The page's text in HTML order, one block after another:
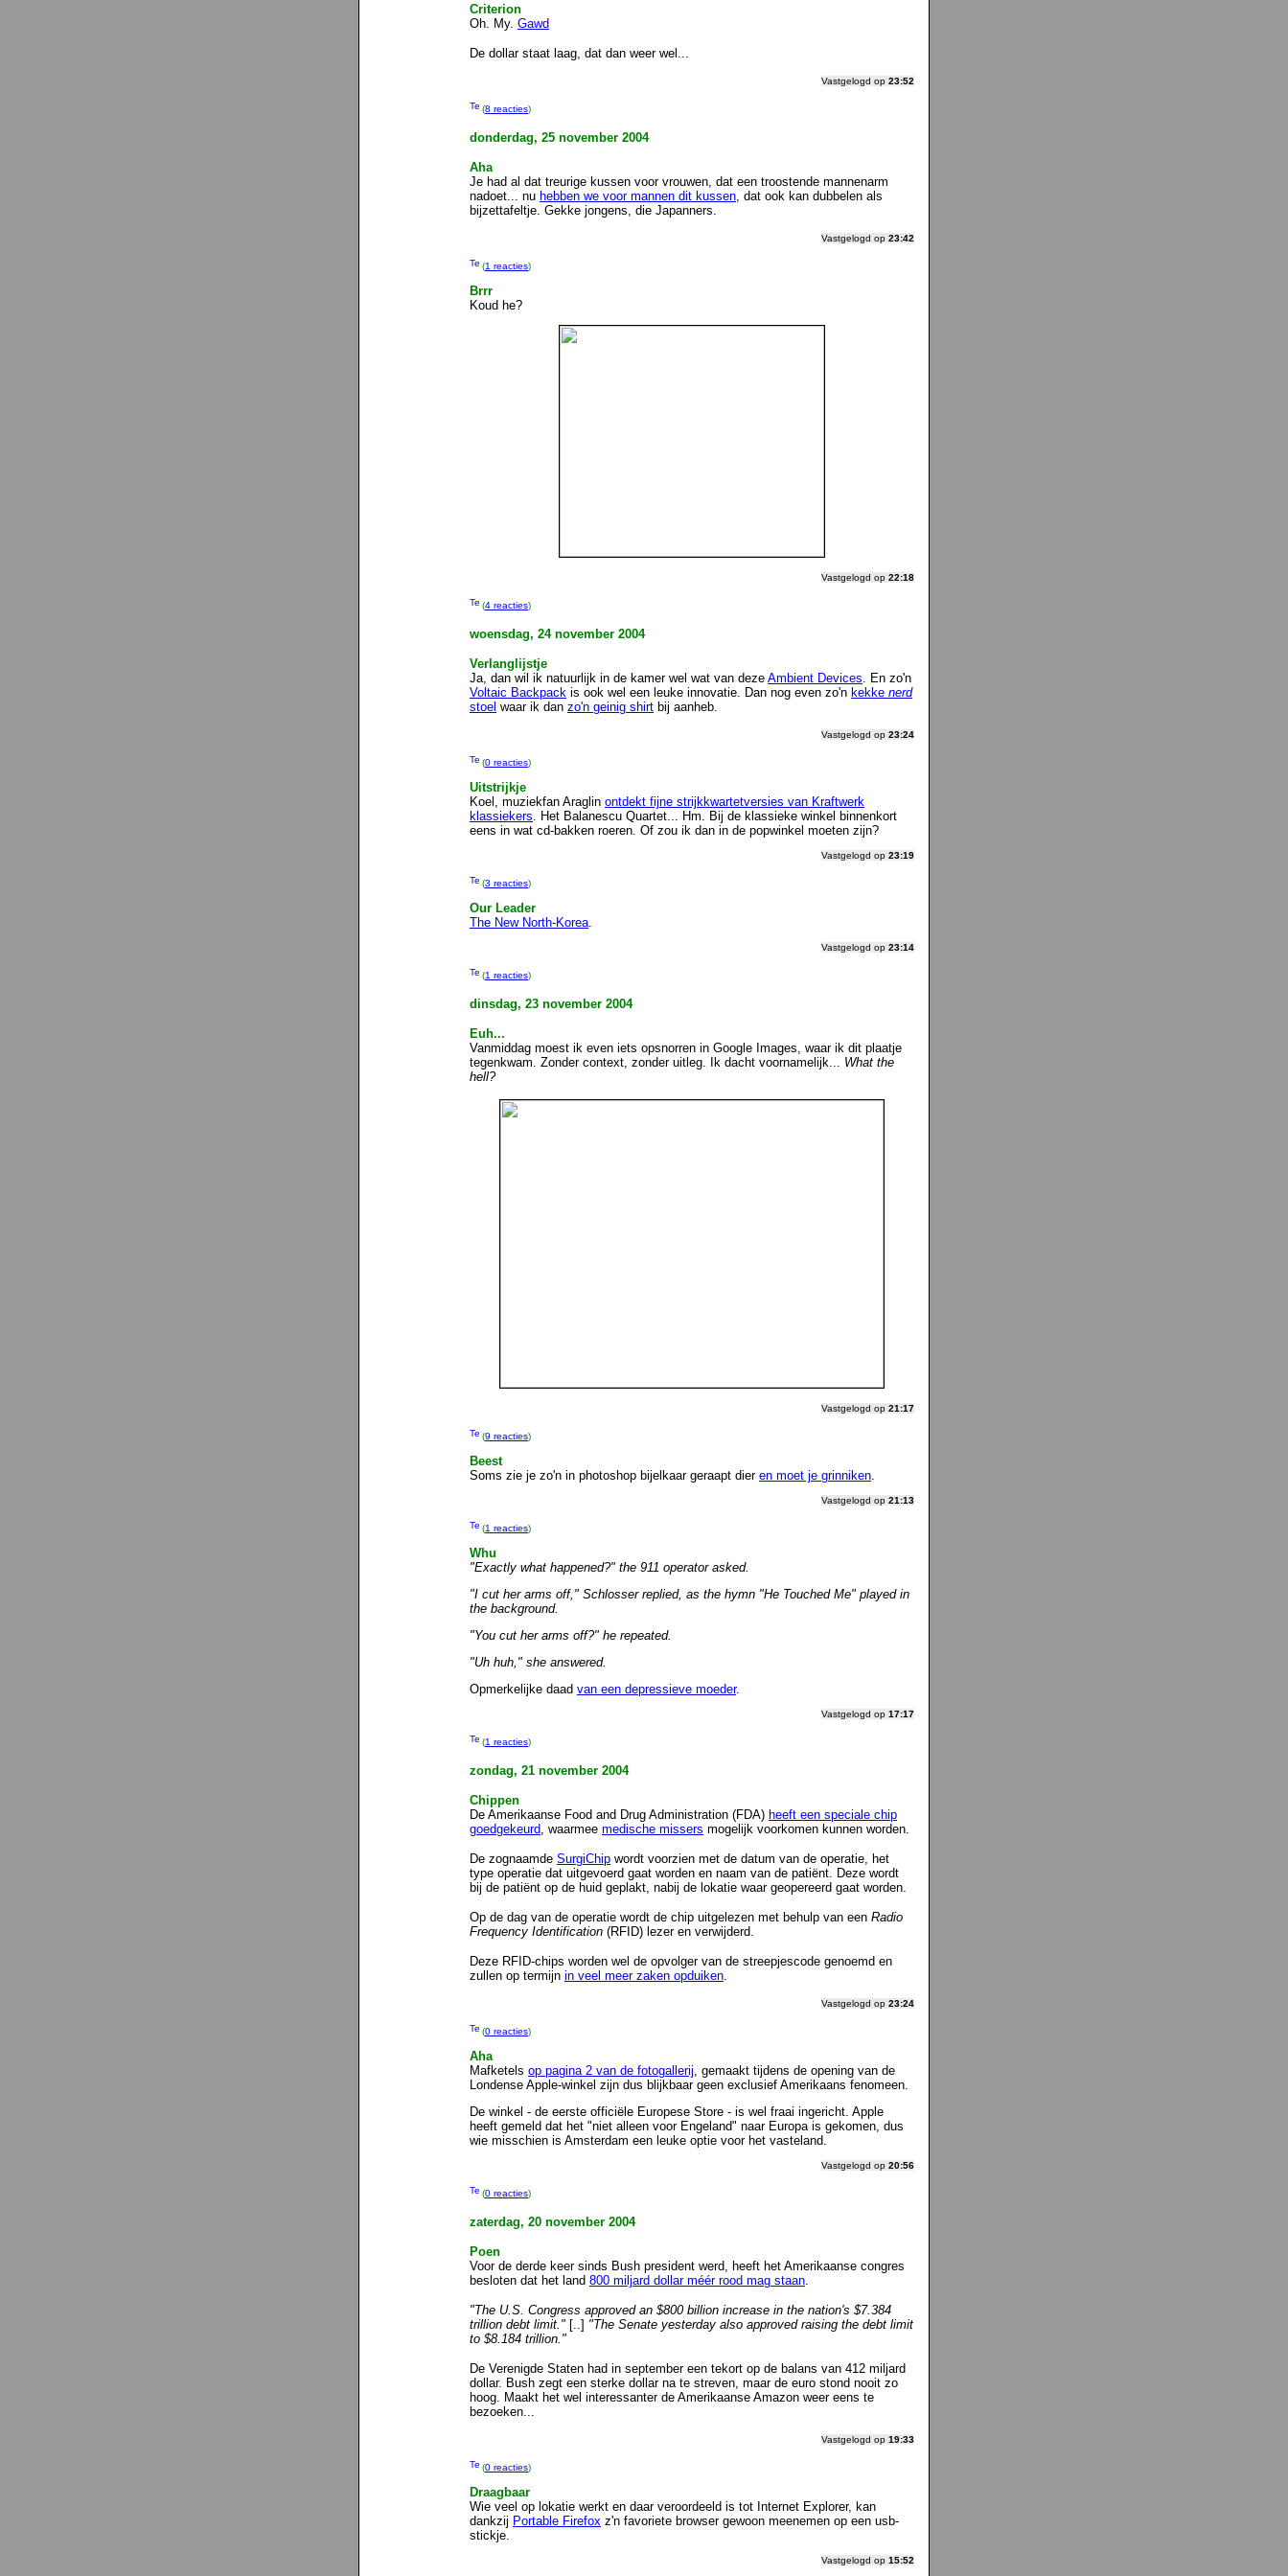
Criterion
Oh. My. Gawd
De dollar staat laag, dat dan weer wel...
Vastgelogd op 23:52
(8 reacties)
donderdag, 25 november 2004
Aha
Je had al dat treurige kussen voor vrouwen, dat een troostende mannenarm
nadoet... nu hebben we voor mannen dit kussen, dat ook kan dubbelen als
bijzettafeltje. Gekke jongens, die Japanners.
Vastgelogd op 23:42
(1 reacties)
Brrr
Koud he?
Vastgelogd op 22:18
(4 reacties)
woensdag, 24 november 2004
Verlanglijstje
Ja, dan wil ik natuurlijk in de kamer wel wat van deze Ambient Devices. En zo'n
Voltaic Backpack is ook wel een leuke innovatie. Dan nog even zo'n kekke nerd
stoel waar ik dan zo'n geinig shirt bij aanheb.
Vastgelogd op 23:24
(0 reacties)
Uitstrijkje
Koel, muziekfan Araglin ontdekt fijne strijkkwartetversies van Kraftwerk
klassiekers. Het Balanescu Quartet... Hm. Bij de klassieke winkel binnenkort
eens in wat cd-bakken roeren. Of zou ik dan in de popwinkel moeten zijn?
Vastgelogd op 23:19
(3 reacties)
Our Leader
The New North-Korea.
Vastgelogd op 23:14
(1 reacties)
dinsdag, 23 november 2004
Euh...
Vanmiddag moest ik even iets opsnorren in Google Images, waar ik dit plaatje
tegenkwam. Zonder context, zonder uitleg. Ik dacht voornamelijk... What the
hell?
Vastgelogd op 21:17
(9 reacties)
Beest
Soms zie je zo'n in photoshop bijelkaar geraapt dier en moet je grinniken.
Vastgelogd op 21:13
(1 reacties)
Whu
"Exactly what happened?" the 911 operator asked.
"I cut her arms off," Schlosser replied, as the hymn "He Touched Me" played in
the background.
"You cut her arms off?" he repeated.
"Uh huh," she answered.
Opmerkelijke daad van een depressieve moeder.
Vastgelogd op 17:17
(1 reacties)
zondag, 21 november 2004
Chippen
De Amerikaanse Food and Drug Administration (FDA) heeft een speciale chip
goedgekeurd, waarmee medische missers mogelijk voorkomen kunnen worden.
De zognaamde SurgiChip wordt voorzien met de datum van de operatie, het
type operatie dat uitgevoerd gaat worden en naam van de patiënt. Deze wordt
bij de patiënt op de huid geplakt, nabij de lokatie waar geopereerd gaat worden.
Op de dag van de operatie wordt de chip uitgelezen met behulp van een Radio
Frequency Identification (RFID) lezer en verwijderd.
Deze RFID-chips worden wel de opvolger van de streepjescode genoemd en
zullen op termijn in veel meer zaken opduiken.
Vastgelogd op 23:24
(0 reacties)
Aha
Mafketels op pagina 2 van de fotogallerij, gemaakt tijdens de opening van de
Londense Apple-winkel zijn dus blijkbaar geen exclusief Amerikaans fenomeen.
De winkel - de eerste officiële Europese Store - is wel fraai ingericht. Apple
heeft gemeld dat het "niet alleen voor Engeland" naar Europa is gekomen, dus
wie misschien is Amsterdam een leuke optie voor het vasteland.
Vastgelogd op 20:56
(0 reacties)
zaterdag, 20 november 2004
Poen
Voor de derde keer sinds Bush president werd, heeft het Amerikaanse congres
besloten dat het land 800 miljard dollar méér rood mag staan.
"The U.S. Congress approved an $800 billion increase in the nation's $7.384
trillion debt limit." [..] "The Senate yesterday also approved raising the debt limit
to $8.184 trillion."
De Verenigde Staten had in september een tekort op de balans van 412 miljard
dollar. Bush zegt een sterke dollar na te streven, maar de euro stond nooit zo
hoog. Maakt het wel interessanter de Amerikaanse Amazon weer eens te
bezoeken...
Vastgelogd op 19:33
(0 reacties)
Draagbaar
Wie veel op lokatie werkt en daar veroordeeld is tot Internet Explorer, kan
dankzij Portable Firefox z'n favoriete browser gewoon meenemen op een usb-
stickje.
Vastgelogd op 15:52